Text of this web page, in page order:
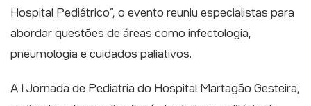
Hospital Pediátrico”, o evento reuniu especialistas para
abordar questões de áreas como infectologia,
pneumologia e cuidados paliativos.
A I Jornada de Pediatria do Hospital Martagão Gesteira,